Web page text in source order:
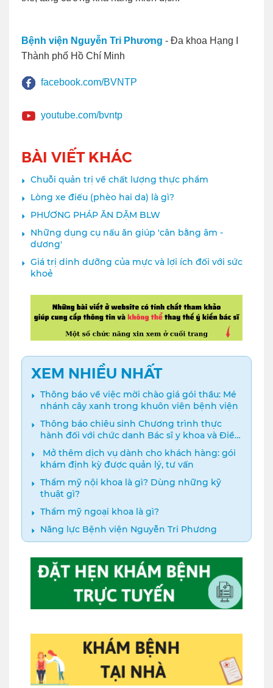
Bệnh viện Nguyễn Tri Phương - Đa khoa Hạng I
Thành phố Hồ Chí Minh
facebook.com/BVNTP
youtube.com/bvntp
BÀI VIẾT KHÁC
Chuỗi quản trị về chất lượng thực phẩm
Lòng xe điếu (phèo hai da) là gì?
PHƯƠNG PHÁP ĂN DẶM BLW
Những dụng cụ nấu ăn giúp 'cân bằng âm -
dương'
Giá trị dinh dưỡng của mực và lợi ích đối với sức
khoẻ
XEM NHIỀU NHẤT
Thông báo về việc mời chào giá gói thầu: Mé
nhánh cây xanh trong khuôn viên bệnh viện
Thông báo chiêu sinh Chương trình thực
hành đối với chức danh Bác sĩ y khoa và Điều
dưỡng năm 2024
️ Mở thêm dịch vụ dành cho khách hàng: gói
khám định kỳ được quản lý, tư vấn
Thẩm mỹ nội khoa là gì? Dùng những kỹ
thuật gì?
Thẩm mỹ ngoại khoa là gì?
Năng lực Bệnh viện Nguyễn Tri Phương